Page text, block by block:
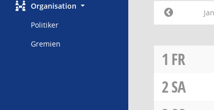
Organisation
Politiker
Gremien
1 FR
2SA